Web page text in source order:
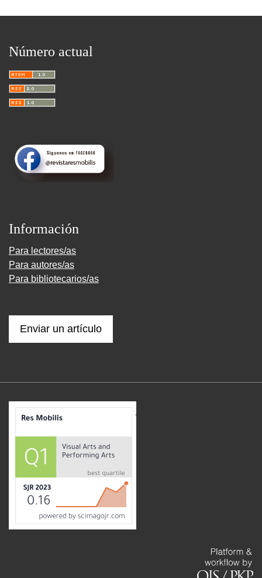
Número actual
Información
Para lectores/as
Para autores/as
Para bibliotecarios/as
Enviar un artículo